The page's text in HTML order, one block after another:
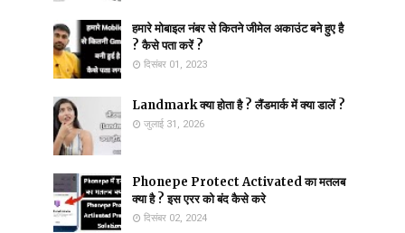
हमारे मोबाइल नंबर से कितने जीमेल अकाउंट बने हुए है
? कैसे पता करें ?
दिसंबर 01, 2023
Landmark क्या होता है ? लैंडमार्क में क्या डालें ?
जुलाई 31, 2026
Phonepe Protect Activated का मतलब
क्या है ? इस एरर को बंद कैसे करे
दिसंबर 02, 2024